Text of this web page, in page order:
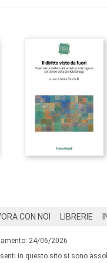
CON NOI LIBRERIE
24/06/2026
in questo sito si sono